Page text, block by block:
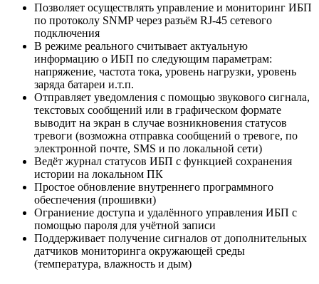
Позволяет осуществлять управление и мониторинг ИБП
по протоколу SNMP через разъём RJ-45 сетевого
подключения
В режиме реального считывает актуальную
информацию о ИБП по следующим параметрам:
напряжение, частота тока, уровень нагрузки, уровень
заряда батареи и.т.п.
Отправляет уведомления с помощью звукового сигнала,
текстовых сообщений или в графическом формате
выводит на экран в случае возникновения статусов
тревоги (возможна отправка сообщений о тревоге, по
электронной почте, SMS и по локальной сети)
Ведёт журнал статусов ИБП с функцией сохранения
истории на локальном ПК
Простое обновление внутреннего программного
обеспечения (прошивки)
Ограниение доступа и удалённого управления ИБП с
помощью пароля для учётной записи
Поддерживает получение сигналов от дополнительных
датчиков мониторинга окружающей среды
(температура, влажность и дым)